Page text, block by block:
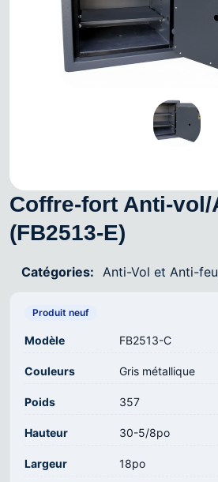
Coffre-fort Anti-vol/
(FB2513-E)
Catégories: Anti-Vol et Anti-feu
Produit neuf
Modèle FB2513-C
Couleurs Gris métallique
Poids 357
Hauteur 30-5/8po
Largeur 18po